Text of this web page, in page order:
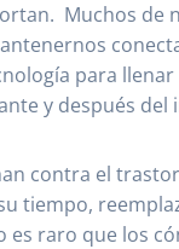
Muchos de
para
y después del
contra el
tiempo,
raro que los